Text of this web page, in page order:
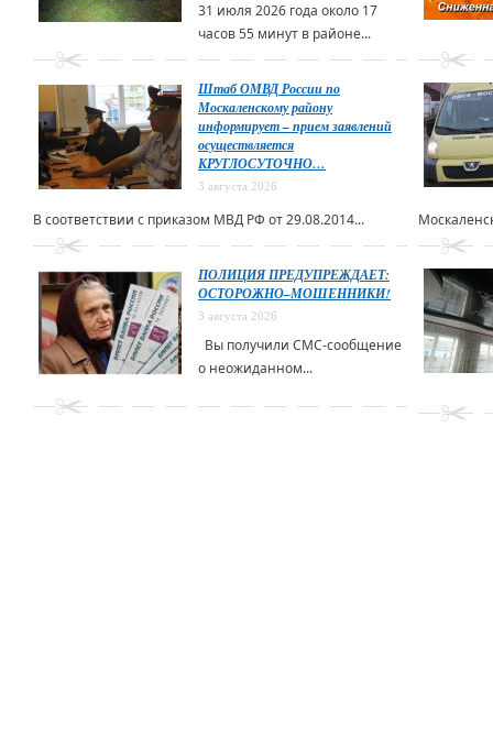
31 июля 2026 года около 17
часов 55 минут в районе...
Штаб ОМВД России по
Москаленскому району
информирует – прием заявлений
осуществляется
КРУГЛОСУТОЧНО…
3 августа 2026
В соответствии с приказом МВД РФ от 29.08.2014...
ПОЛИЦИЯ ПРЕДУПРЕЖДАЕТ:
ОСТОРОЖНО–МОШЕННИКИ!
3 августа 2026
Вы получили СМС-сообщение
о неожиданном...